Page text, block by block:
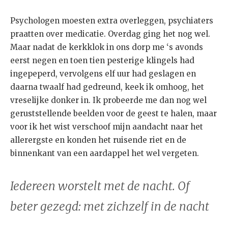
Psychologen moesten extra overleggen, psychiaters
praatten over medicatie. Overdag ging het nog wel.
Maar nadat de kerkklok in ons dorp me ‘s avonds
eerst negen en toen tien pesterige klingels had
ingepeperd, vervolgens elf uur had geslagen en
daarna twaalf had gedreund, keek ik omhoog, het
vreselijke donker in. Ik probeerde me dan nog wel
geruststellende beelden voor de geest te halen, maar
voor ik het wist verschoof mijn aandacht naar het
allerergste en konden het ruisende riet en de
binnenkant van een aardappel het wel vergeten.
Iedereen worstelt met de nacht. Of
beter gezegd: met zichzelf in de nacht